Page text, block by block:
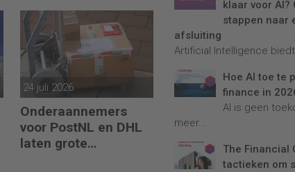
24 juli 2026
Onderaannemers
voor PostNL en DHL
laten grote
klaar voor AI?
stappen naar
afsluiting
Artificial Intelligence
Hoe AI toe te
finance in
AI is geen
meer...
The Financial
tactieken om